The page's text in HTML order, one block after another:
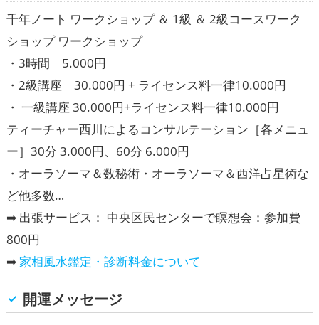
千年ノート ワークショップ ＆ 1級 ＆ 2級コースワーク
ショップ ワークショップ
・3時間 5.000円
・2級講座 30.000円 + ライセンス料一律10.000円
・ 一級講座 30.000円+ライセンス料一律10.000円
ティーチャー西川によるコンサルテーション［各メニュ
ー］30分 3.000円、60分 6.000円
・オーラソーマ＆数秘術・オーラソーマ＆西洋占星術な
ど他多数…
➡ 出張サービス： 中央区民センターで瞑想会：参加費
800円
➡ 家相風水鑑定・診断料金について
開運メッセージ